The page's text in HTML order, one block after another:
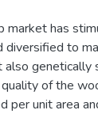
market has
to
genetically
of the
per unit area